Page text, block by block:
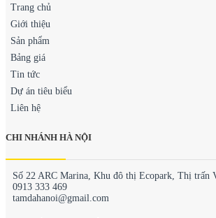
Trang chủ
Giới thiệu
Sản phẩm
Bảng giá
Tin tức
Dự án tiêu biểu
Liên hệ
CHI NHÁNH HÀ NỘI
Số 22 ARC Marina, Khu đô thị Ecopark, Thị trấn
0913 333 469
tamdahanoi@gmail.com